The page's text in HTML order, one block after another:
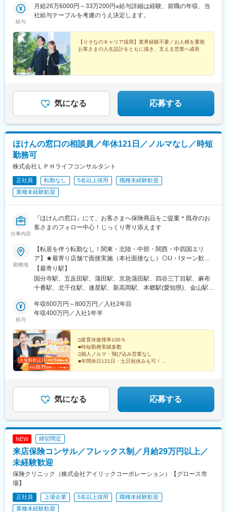
京本社＞東京都江東区木場1丁目5番65号 深川ギャザリア Ｗ2棟当
社では「本拠エリア制度」を導入。本拠エリアを関東（東京、神
基本とします。関西（大阪、京都、兵庫、奈良）とした場合は、
関西エリアでの異動・配属を基本とします。これは本拠エリアを
生活基盤としつつ、キャリアを積んでもらうことを目的としてい
ます。ただし、ご本人が希望する業務や、会社として経験してほ
しい業務がある場合は、キャリア形成の為に期間（原則、最長4
行います。屋内全面禁煙、就業時間内禁煙
給与
月給26万6000円～33万200円※給与詳細は経験、前職の年収、当
社給与テーブルを考慮のうえ決定します。
【りそなのキャリア採用】業界経験不要／お人柄を重視
お客さまの人生設計をともに描き、支える営業へ成長
気になる 応募する
ほけんの窓口の相談員／年休121日／ノルマなし／時短
勤務可
株式会社ＬＰＨライフコンサルタント
正社員 転勤なし 5名以上採用
職種未経験歓迎
業種未経験歓迎
仕事内容
『ほけんの窓口』にて、お客さまへ保険商品をご提案＊既存のお
客さまのフォロー中心！じっくり寄り添えます
勤務地
【転居を伴う転勤なし！関東・北陸・中部・関西・中四国エリ
ア】★最寄り店舗で面接実施（本社面接なし）◎U・Iターン歓迎
◎一部店舗では自動車通勤も可◎居住地近くの店舗に優先配属
（希望を考慮）◎転居を伴う転勤なし（居住地が変わる場合は相
談可）【関東エリア】★積極募集中◆東京：北千住店、麻布十番
駅前店【北陸エリア】★積極募集中◆富山：富山婦中店、イオン
モール高岡店【中部エリア】★積極募集中◆愛知：名古屋名東
都伏見桃山店、京都河原町駅前店、洛北阪急スクエア店◆大阪：
豊中店、大阪阿倍野センタービル店◆兵庫：芦屋ラポルテ店、神
戸三ノ宮店、イオンタウン東加古川店、姫路市川橋通り店 【中四
国エリア】◆岡山：岡山東川原店、倉敷店、アリオ倉敷店◆広
島：広島店、広島観音店◆愛媛：今治店、松山余戸店、松山店 ※
【最寄り駅】
国分寺駅、五反田駅、蒲田駅、京急蒲田駅、四谷三丁目駅、麻布
十番駅、北千住駅、速星駅、新高岡駅、本郷駅(愛知県)、金山駅
中駅、天王寺駅前駅、東姫路駅、土山駅、三宮・花時計前駅、芦
屋駅(東海道本線)、西川原駅、倉敷駅、舟入川口町駅、紙屋町東
梅屋敷駅(東京都)、曙橋駅、上社駅、東別院駅、桃山御陵前駅、祇
園四条駅、元田中駅、岡町駅、大阪阿部野橋駅、神戸三宮駅(阪
急・神戸高速)、芦屋川駅、倉敷市駅、紙屋町西駅、鎌田駅、四ツ
谷駅、中書島駅、三条駅(京都府)、天王寺駅、神戸三宮駅(阪神)、
本通駅
給与
年収600万円～800万円／入社2年目
年収400万円／入社1年半
□産育休復帰率100％
■時短勤務実績多数
□個人ノルマ・飛び込み営業なし
■年間休日121日・土日祝休みも可！
「人と接することが好き」という思いを活かして活躍し
ませんか？
気になる 応募する
NEW 締切間近
来店保険コンサル／フレックス制／月給29万円以上／
未経験歓迎
保険クリニック（株式会社アイリックコーポレーション）【グロース市
場】
正社員 上場企業 5名以上採用
職種未経験歓迎
業種未経験歓迎